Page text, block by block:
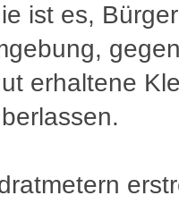
ist es,
erhaltene